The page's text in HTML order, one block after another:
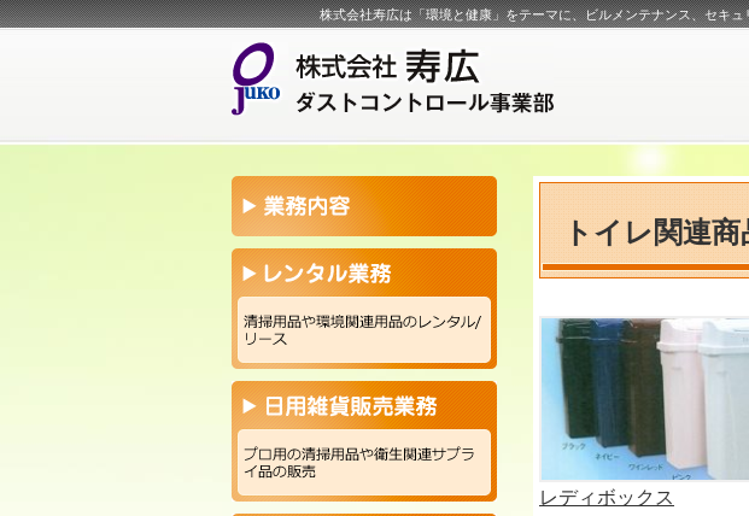
株式会社寿広は「環境と健康」をテーマに、ビルメンテナンス、セキ
トイレ関連
レディボックス